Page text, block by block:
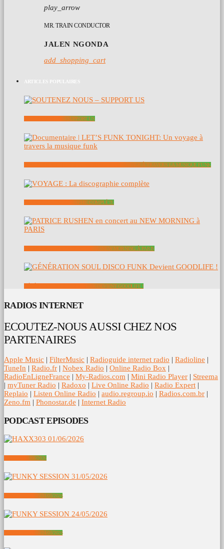
play_arrow
MR. TRAIN CONDUCTOR
JALEN NGONDA
add_shopping_cart
ARTICLES POPULAIRES
SOUTENEZ NOUS – SUPPORT US
DOCUMENTAIRE | LET’S FUNK TONIGHT: UN VOYAGE À TRAVERS LA MUSIQUE FUNK
VOYAGE : LA DISCOGRAPHIE COMPLÈTE
PATRICE RUSHEN EN CONCERT AU NEW MORNING À PARIS
GÉNÉRATION SOUL DISCO FUNK DEVIENT GOODLIFE !
RADIOS INTERNET
ECOUTEZ-NOUS AUSSI CHEZ NOS
PARTENAIRES
Apple Music | FilterMusic | Radioguide internet radio | Radioline |
TuneIn | Radio.fr | Nobex Radio | Online Radio Box |
RadioEnLigneFrance | My-Radios.com | Mini Radio Player | Streema
| myTuner Radio | Radoxo | Live Online Radio | Radio Expert |
Replaio | Listen Online Radio | audio.regroup.io | Radios.com.br |
Zeno.fm | Phonostar.de | Internet Radio
PODCAST EPISODES
HAXX303 01/06/2026
FUNKY SESSION 31/05/2026
FUNKY SESSION 24/05/2026